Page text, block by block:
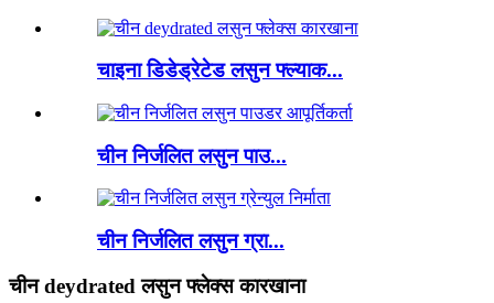
चाइना डिडेड्रेटेड लसुन फ्ल्याक...
चीन निर्जलित लसुन पाउ...
चीन निर्जलित लसुन ग्रा...
चीन deydrated लसुन फ्लेक्स कारखाना